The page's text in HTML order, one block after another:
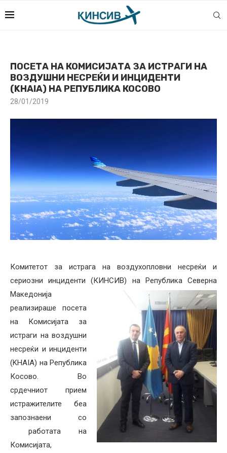
ПОСЕТА НА КОМИСИЈАТА ЗА ИСТРАГИ НА
ВОЗДУШНИ НЕСРЕЌИ И ИНЦИДЕНТИ
(KHAIA) НА РЕПУБЛИКА КОСОВО
28/01/2019
Комитетот за истрага на воздухопловни несреќи и
сериозни инциденти (КИНСИВ) на Република Северна
Македонија
реализираше посета
на Комисијата за
истраги на воздушни
несреќи и инциденти
(KHAIA) на Република
Косово. Во
срдечниот прием
истражителите беа
запознаени со
работата на
Комисијата,